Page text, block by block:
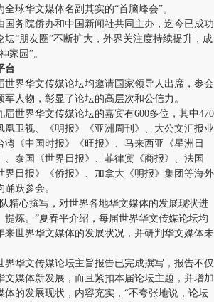
球华文媒体名副其实的“首脑峰会”。
务院侨办和中国新闻社共同主办，迄今已成功
“朋友圈”不断扩大，外界关注度持续提升，成
家园”。
台
界华文传媒论坛均邀请国家领导人出席，参会
人物，彰显了论坛的高层次和公信力。
世界华文传媒论坛的嘉宾有600多位，其中470
凰卫视、《明报》《亚洲周刊》、大公文汇报业
湾《中国时报》《旺报》、马来西亚《星洲日
、泰国《世界日报》、菲律宾《商报》、法国
界日报》《侨报》、加拿大《明报》集团等海外
跃参会。
心撰写，对世界各地华文媒体的发展现状进
提炼。”夏春平介绍，每届世界华文传媒论坛均
来世界华文媒体的发展状况，并研判华文媒体未
华文传媒论坛主旨报告已完成撰写，报告不仅
文媒体新发展，而且紧扣本届论坛主题，并增加
体的发展现状，内容充实，“不夸张地说，论坛